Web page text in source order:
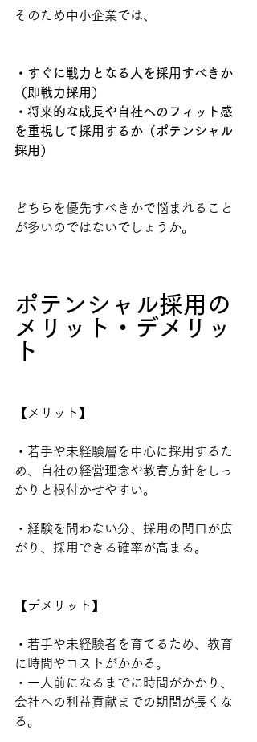
そのため中小企業では、
・すぐに戦力となる人を採用すべきか
（即戦力採用）
・将来的な成長や自社へのフィット感
を重視して採用するか（ポテンシャル
採用）
どちらを優先すべきかで悩まれること
が多いのではないでしょうか。
ポテンシャル採用の
メリット・デメリッ
ト
【メリット】
・若手や未経験層を中心に採用するた
め、自社の経営理念や教育方針をしっ
かりと根付かせやすい。
・経験を問わない分、採用の間口が広
がり、採用できる確率が高まる。
【デメリット】
・若手や未経験者を育てるため、教育
に時間やコストがかかる。
・一人前になるまでに時間がかかり、
会社への利益貢献までの期間が長くな
る。